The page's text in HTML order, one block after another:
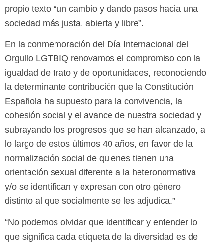
propio texto “un cambio y dando pasos hacia una
sociedad más justa, abierta y libre”.
En la conmemoración del Día Internacional del
Orgullo LGTBIQ renovamos el compromiso con la
igualdad de trato y de oportunidades, reconociendo
la determinante contribución que la Constitución
Española ha supuesto para la convivencia, la
cohesión social y el avance de nuestra sociedad y
subrayando los progresos que se han alcanzado, a
lo largo de estos últimos 40 años, en favor de la
normalización social de quienes tienen una
orientación sexual diferente a la heteronormativa
y/o se identifican y expresan con otro género
distinto al que socialmente se les adjudica.”
“No podemos olvidar que identificar y entender lo
que significa cada etiqueta de la diversidad es de